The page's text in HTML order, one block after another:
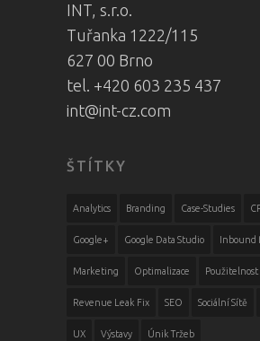
INT, s.r.o.
Tuřanka 1222/115
627 00 Brno
tel. +420 603 235 437
int@int-cz.com
ŠTÍTKY
Analytics Branding Case-Studies
Google+ Google Data Studio
Marketing Optimalizace Použitelnost
Revenue Leak Fix SEO Sociální Sítě
UX Výstavy Únik Tržeb